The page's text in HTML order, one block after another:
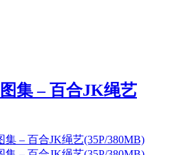
集 – 百合JK绳艺